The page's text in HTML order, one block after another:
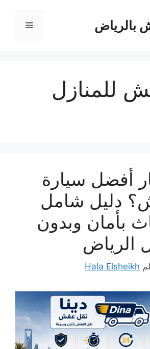
بالرياض القائمة
للمنازل
أفضل سيارة
دليل شامل
بأمان وبدون
الرياض
Hala Elsheikh